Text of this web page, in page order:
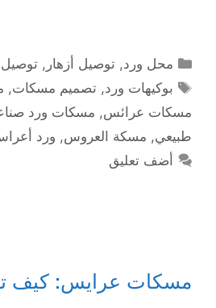
التصنيفات
محل ورد,توصيل أزهار ,
الوسوم
بوكيهات ورد,تصميم مسكات,
مسكات عرائس, مسكات ورد
طبيعي, مسكة العروس, ورد
أضف تعليق
مسكات عرايس: كيف